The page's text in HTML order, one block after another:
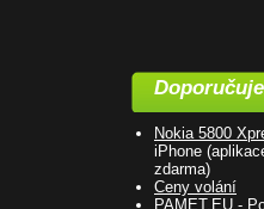
Nokia 5800
iPhone
zdarma)
Ceny volání
PAMET.EU -